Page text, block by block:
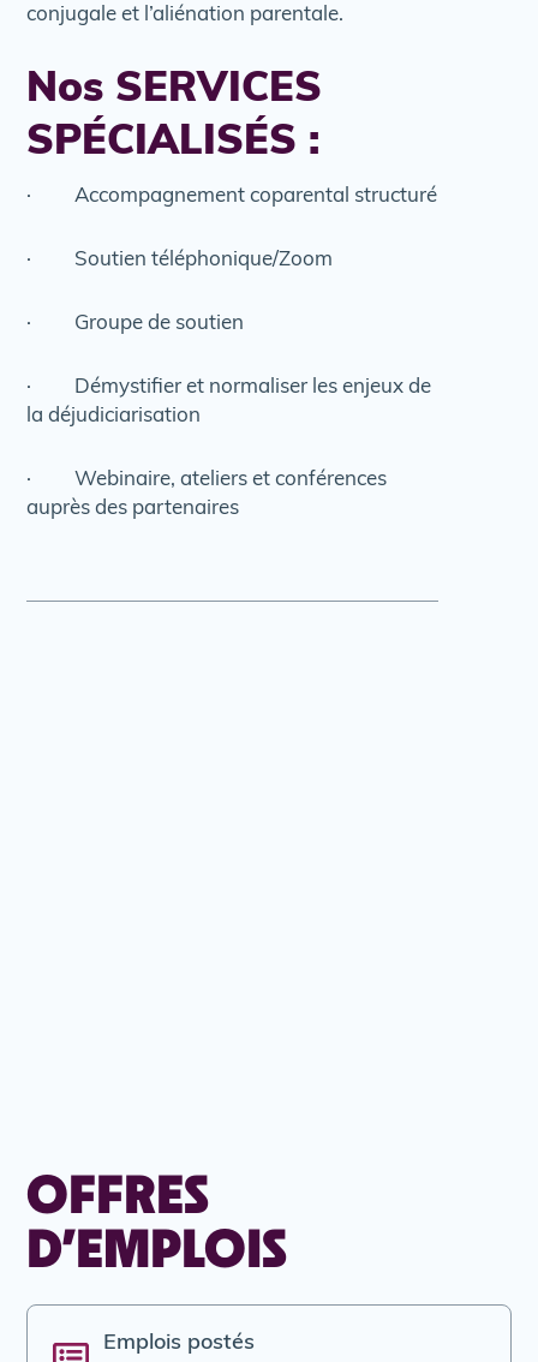
conjugale et l’aliénation parentale.
Nos SERVICES
SPÉCIALISÉS :
· Accompagnement coparental structuré
· Soutien téléphonique/Zoom
· Groupe de soutien
· Démystifier et normaliser les enjeux de
la déjudiciarisation
· Webinaire, ateliers et conférences
auprès des partenaires
OFFRES
D’EMPLOIS
Emplois postés